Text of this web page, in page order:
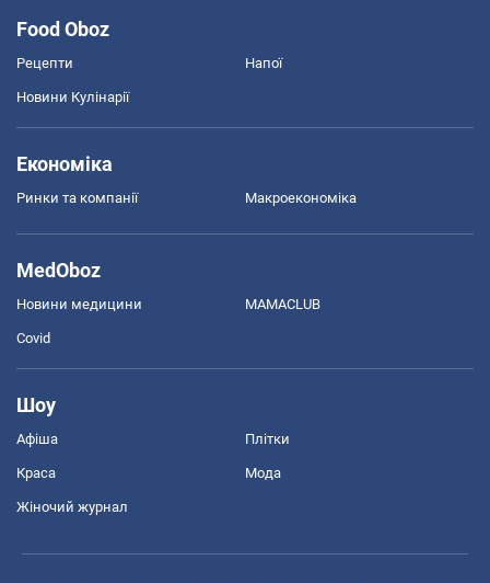
Food Oboz
Рецепти Напої
Новини Кулінарії
Економіка
Ринки та компанії Макроекономіка
MedOboz
Новини медицини MAMACLUB
Covid
Шоу
Афіша Плітки
Краса Мода
Жіночий журнал